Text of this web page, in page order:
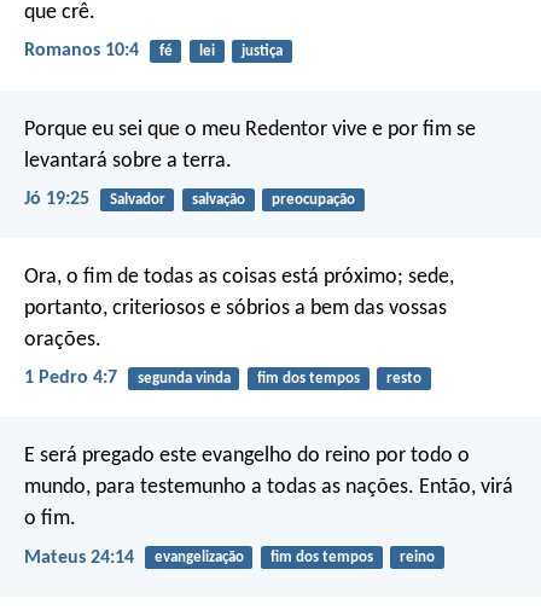
que crê.
Romanos 10:4 fé lei justiça
Porque eu sei que o meu Redentor vive e por fim se
levantará sobre a terra.
Jó 19:25 Salvador salvação preocupação
Ora, o fim de todas as coisas está próximo; sede,
portanto, criteriosos e sóbrios a bem das vossas
orações.
1 Pedro 4:7 segunda vinda fim dos tempos resto
E será pregado este evangelho do reino por todo o
mundo, para testemunho a todas as nações. Então, virá
o fim.
Mateus 24:14 evangelização fim dos tempos reino